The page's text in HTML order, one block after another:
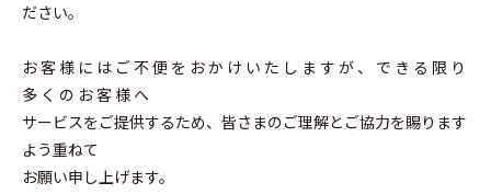
ださい。
お 客 様 に は ご 不 便 を お か け い た し ま す が 、 で き る 限 り
多 く の お 客 様 へ
サービスをご提供するため、皆さまのご理解とご協力を賜ります
よう重ねて
お願い申し上げます。